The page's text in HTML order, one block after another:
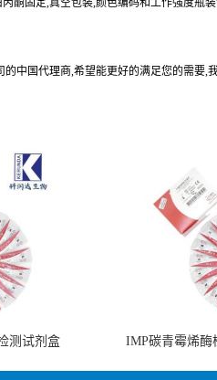
酮固定,真空包装,颜色编码和工作强度瓶
中国代理商,希望能更好的满足您的需要,
测试剂盒 IMP碳青霉烯酶